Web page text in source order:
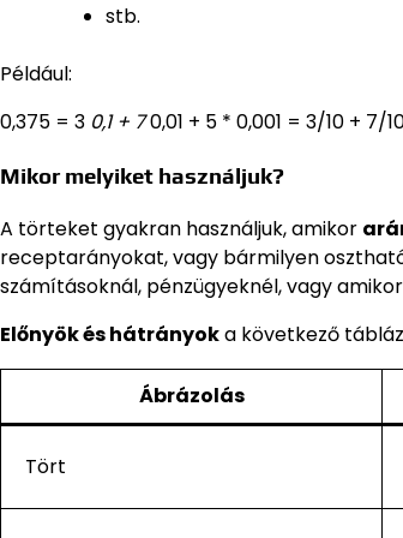
stb.
Például:
0,375 = 3 0,1 + 70,01 + 5 * 0,001 = 3/10 + 7/
Mikor melyiket használjuk?
A törteket gyakran használjuk, amikor
receptarányokat, vagy bármilyen
számításoknál, pénzügyeknél, vagy
Előnyök és hátrányoka következő
Ábrázolás
Tört